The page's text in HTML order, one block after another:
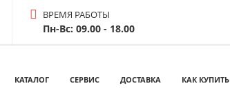
ВРЕМЯ РАБОТЫ
Пн-Вс: 09.00 - 18.00
КАТАЛОГ СЕРВИС ДОСТАВКА КАК КУПИТЬ